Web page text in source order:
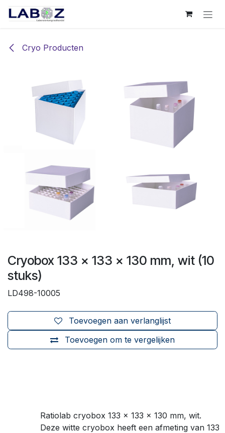
Overslaan naar inhoud
Cryo Producten
Cryobox 133 x 133 x 130 mm, wit (10
stuks)
LD498-10005
Toevoegen om te vergelijken
Toevoegen aan verlanglijst
Ratiolab cryobox 133 x 133 x 130 mm, wit.
Deze witte cryobox heeft een afmeting van 133